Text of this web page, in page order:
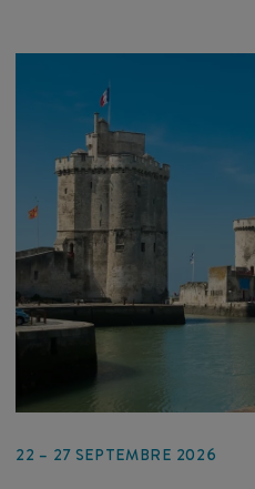
22 – 27 SEPTEMBRE 2026